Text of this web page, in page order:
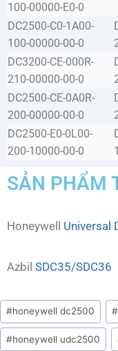
100-00000-E0-0
DC2500-C0-1A00-
100-00000-00-0
DC3200-CE-000R-
210-00000-00-0
DC2500-CE-0A0R-
200-00000-00-0
DC2500-E0-0L00-
200-10000-00-0
SẢN PHẨM
Honeywell Universal
Azbil SDC35/SDC36
#honeywell dc2500 #
#honeywell udc2500